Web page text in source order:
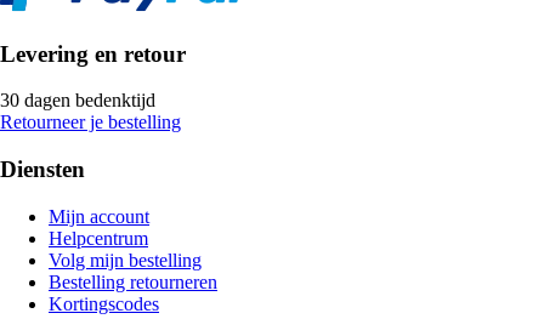
Levering en retour
30 dagen bedenktijd
Retourneer je bestelling
Diensten
Mijn account
Helpcentrum
Volg mijn bestelling
Bestelling retourneren
Kortingscodes